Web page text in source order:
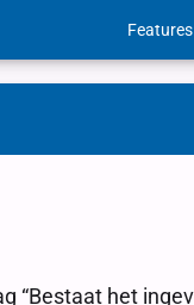
Features